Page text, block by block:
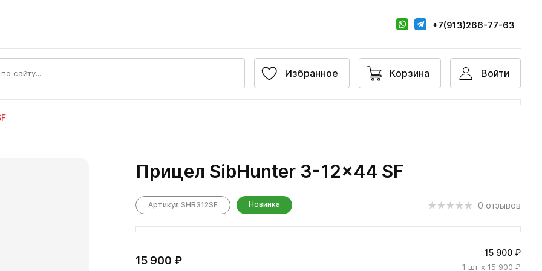
+7(913)266-77-63
Избранное Корзина Войти
Прицел SibHunter 3-12x44 SF
Артикул SHR312SF Новинка 0 отзывов
15 900 ₽
15 900 ₽
1 шт x 15 900 ₽